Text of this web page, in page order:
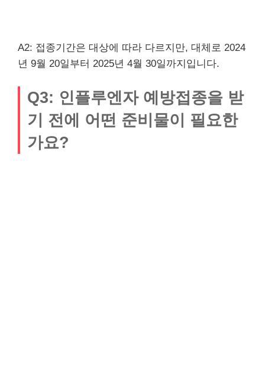
A2: 접종기간은 대상에 따라 다르지만, 대체로 2024
년 9월 20일부터 2025년 4월 30일까지입니다.
Q3: 인플루엔자 예방접종을 받
기 전에 어떤 준비물이 필요한
가요?